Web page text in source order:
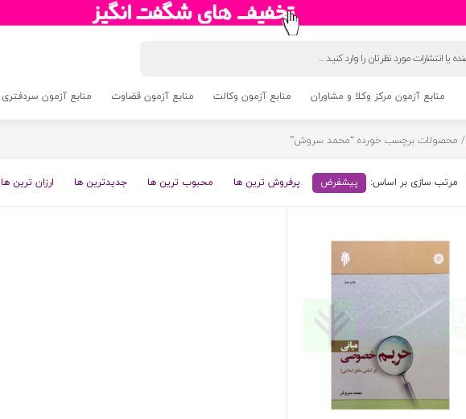
منابع آزمون مرکز وکلا و مشاوران منابع آزمون وکالت منابع آزمون قضاوت منابع آزمون سردفتری 1405
/ محصولات برچسب خورده “محمد سروش”
پیشفرض پرفروش ترین ها محبوب ترین ها جدیدترین ها ارزان ترین ها